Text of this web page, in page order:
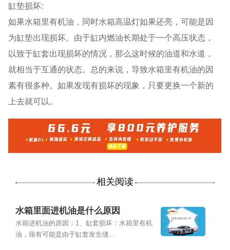
缸垫损坏:
如果水箱里有机油，同时水箱高温灯如果还亮，可能是因
为缸垫出现损坏。由于缸内燃油长期处于一个高压状态，
以致于缸套出现损坏的情况，那么这时候的油道和水道，
就相当于互通的状态。总的来说，导致水箱里有机油的因
素有很多种。如果发现有损坏的现象，只要更换一个新的
上去就可以。
相关阅读
水箱里面进机油是什么原因
水箱进机油的原因：1、缸套损坏：水箱里有机
油，很有可能是由于缸套发生缝...